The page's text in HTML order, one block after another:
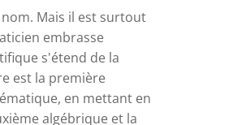
Mais il est surtout
embrasse
s'étend de la
est la première
en mettant en
algébrique et la